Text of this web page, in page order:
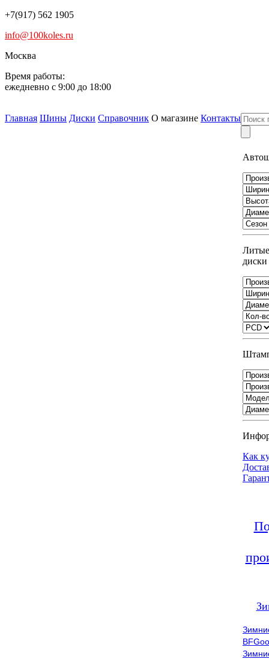
+7(917) 562 1905
info@100koles.ru
Москва
Время работы:
ежедневно с 9:00 до 18:00
Главная Шины Диски Справочник О магазине Контакты
Литые
диски
Как